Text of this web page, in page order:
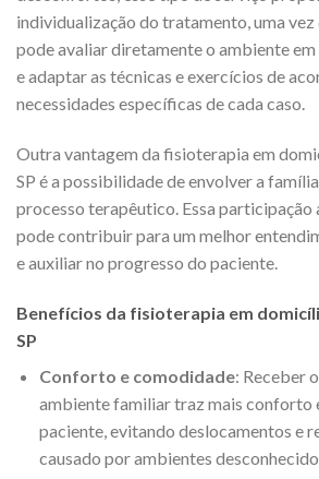
individualização do tratamento, uma
pode avaliar diretamente o ambiente
e adaptar as técnicas e exercícios de
necessidades específicas de cada caso.
Outra vantagem da fisioterapia em
SP é a possibilidade de envolver a
processo terapêutico. Essa participação
pode contribuir para um melhor
e auxiliar no progresso do paciente.
Benefícios da fisioterapia em
SP
Conforto e comodidade: Receber
ambiente familiar traz mais conforto
paciente, evitando deslocamentos e
causado por ambientes